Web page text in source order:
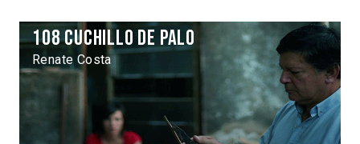
108 cuchillo de palo
Renate Costa